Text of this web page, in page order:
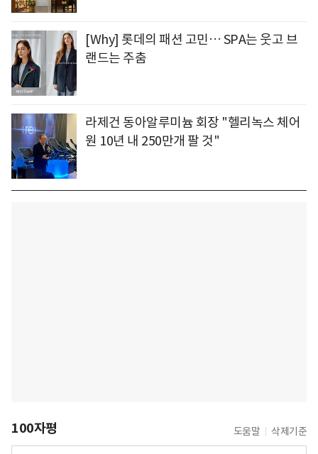
[Why] 롯데의 패션 고민… SPA는 웃고 브
랜드는 주춤
라제건 동아알루미늄 회장 "헬리녹스 체어
원 10년 내 250만개 팔 것"
100자평 도움말 삭제기준